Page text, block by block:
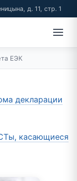
д. 11, стр. 1
ЕЭК
декларации
касающиеся